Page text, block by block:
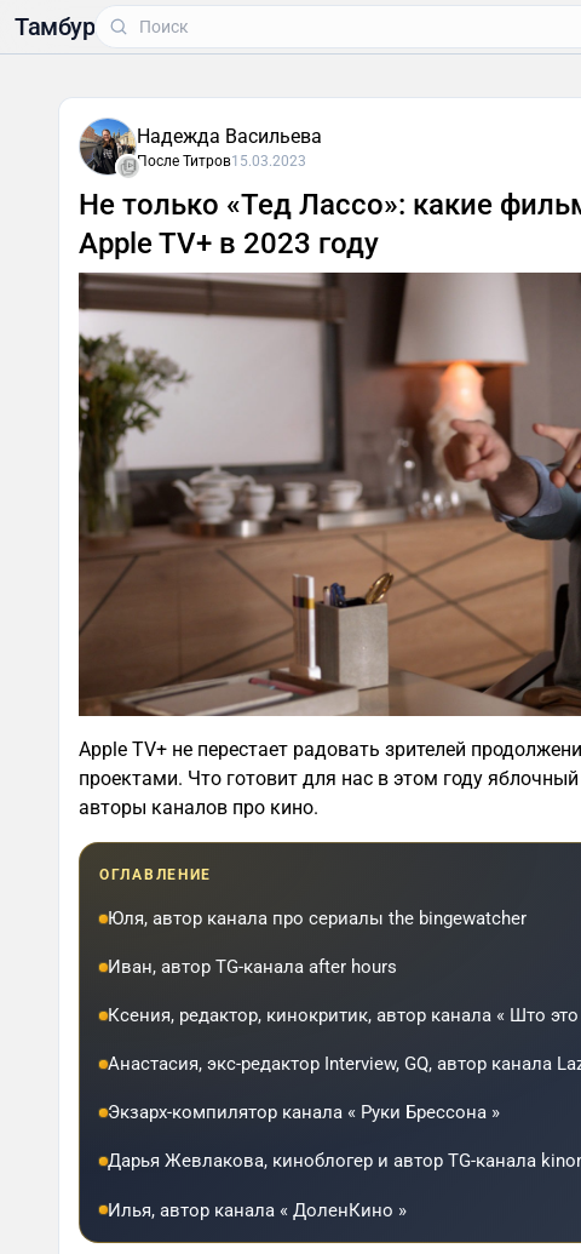
Тамбур
Надежда Васильева
После Титров15.03.2023
Не только «Тед Лассо»: какие
Apple TV+ в 2023 году
Apple TV+ не перестает радовать зрителей
проектами. Что готовит для нас в этом году
авторы каналов про кино.
ОГЛАВЛЕНИЕ
Юля, автор канала про сериалы the bingewatcher
Иван, автор TG-канала after hours
Ксения, редактор, кинокритик, автор канала « Што
Анастасия, экс-редактор Interview, GQ, автор канала
Экзарх-компилятор канала « Руки Брессона »
Дарья Жевлакова, киноблогер и автор TG-канала
Илья, автор канала « ДоленКино »